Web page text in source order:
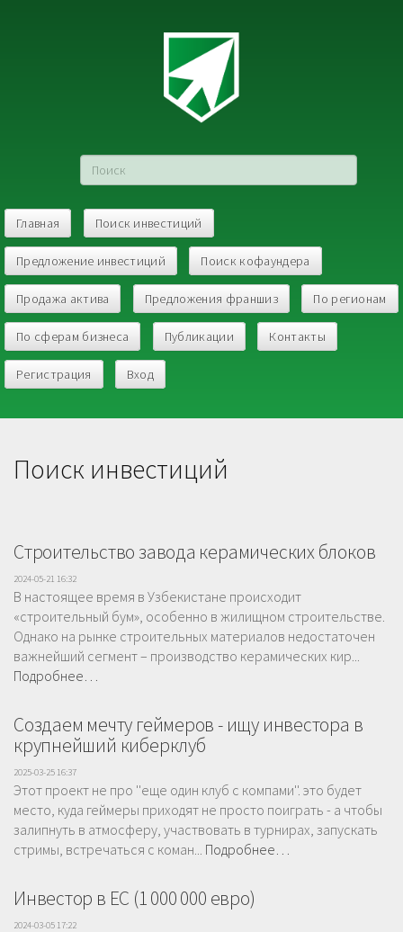
Главная Поиск инвестиций
Предложение инвестиций Поиск кофаундера
Продажа актива Предложения франшиз По регионам
По сферам бизнеса Публикации Контакты
Регистрация Вход
Поиск инвестиций
Строительство завода керамических блоков
2024-05-21 16:32
В настоящее время в Узбекистане происходит
«строительный бум», особенно в жилищном строительстве.
Однако на рынке строительных материалов недостаточен
важнейший сегмент – производство керамических кир...
Подробнее…
Cоздаем мечту геймеров - ищу инвестора в
крупнейший киберклуб
2025-03-25 16:37
Этот проект не про ''еще один клуб с компами''. это будет
место, куда геймеры приходят не просто поиграть - а чтобы
залипнуть в атмосферу, участвовать в турнирах, запускать
стримы, встречаться с коман... Подробнее…
Инвестор в ЕС (1 000 000 евро)
2024-03-05 17:22